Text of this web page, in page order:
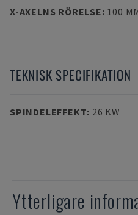
X-AXELNS RÖRELSE: 100
TEKNISK SPECIFIKATION
SPINDELEFFEKT: 26 KW
Ytterligare